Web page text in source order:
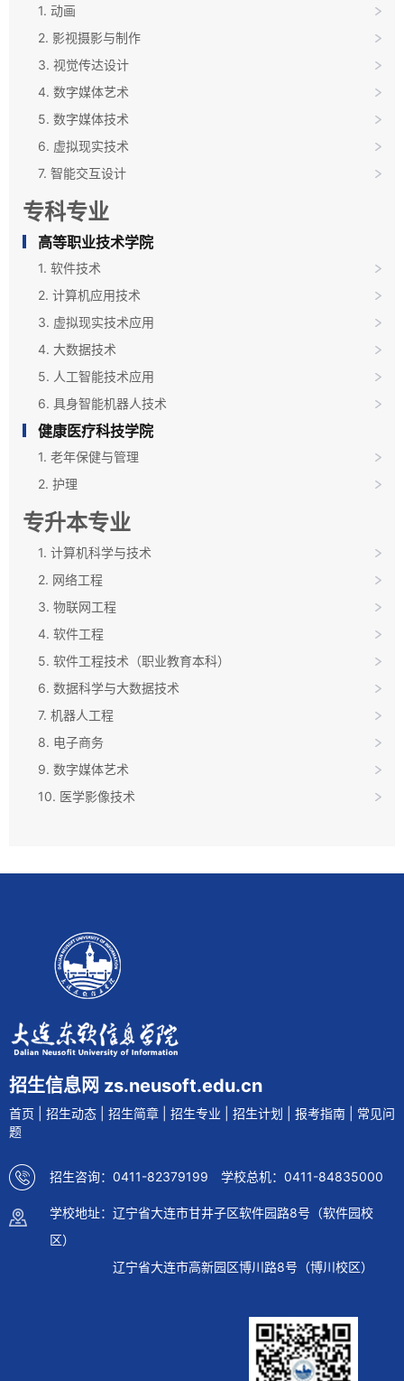
1. 动画
2. 影视摄影与制作
3. 视觉传达设计
4. 数字媒体艺术
5. 数字媒体技术
6. 虚拟现实技术
7. 智能交互设计
专科专业
高等职业技术学院
1. 软件技术
2. 计算机应用技术
3. 虚拟现实技术应用
4. 大数据技术
5. 人工智能技术应用
6. 具身智能机器人技术
健康医疗科技学院
1. 老年保健与管理
2. 护理
专升本专业
1. 计算机科学与技术
2. 网络工程
3. 物联网工程
4. 软件工程
5. 软件工程技术（职业教育本科）
6. 数据科学与大数据技术
7. 机器人工程
8. 电子商务
9. 数字媒体艺术
10. 医学影像技术
招生信息网 zs.neusoft.edu.cn
首页 招生动态 招生简章 招生专业 招生计划 报考指南
常见问
题
招生咨询：0411-82379199 学校总机：0411-84835000
学校地址：辽宁省大连市甘井子区软件园路8号（软件园校
区）
辽宁省大连市高新园区博川路8号（博川校区）